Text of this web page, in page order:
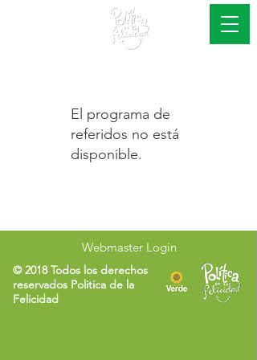
El programa de
referidos no está
disponible.
Webmaster Login
© 2018 Todos los derechos
reservados Politica de la
Felicidad